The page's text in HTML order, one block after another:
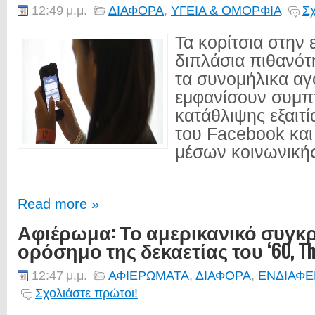
12:49 μ.μ. ΔΙΑΦΟΡΑ, ΥΓΕΙΑ & ΟΜΟΡΦΙΑ
Τα κορίτσια στην
διπλάσια
τα συνομήλικα
εμφανίσουν
κατάθλιψης
του Facebook
μέσων
Read more »
Αφιέρωμα: Το αμερικανικό
ορόσημο της δεκαετίας του ‘60,
12:47 μ.μ. ΑΦΙΕΡΩΜΑΤΑ, ΔΙΑΦΟΡΑ,
Σχολιάστε πρώτοι!